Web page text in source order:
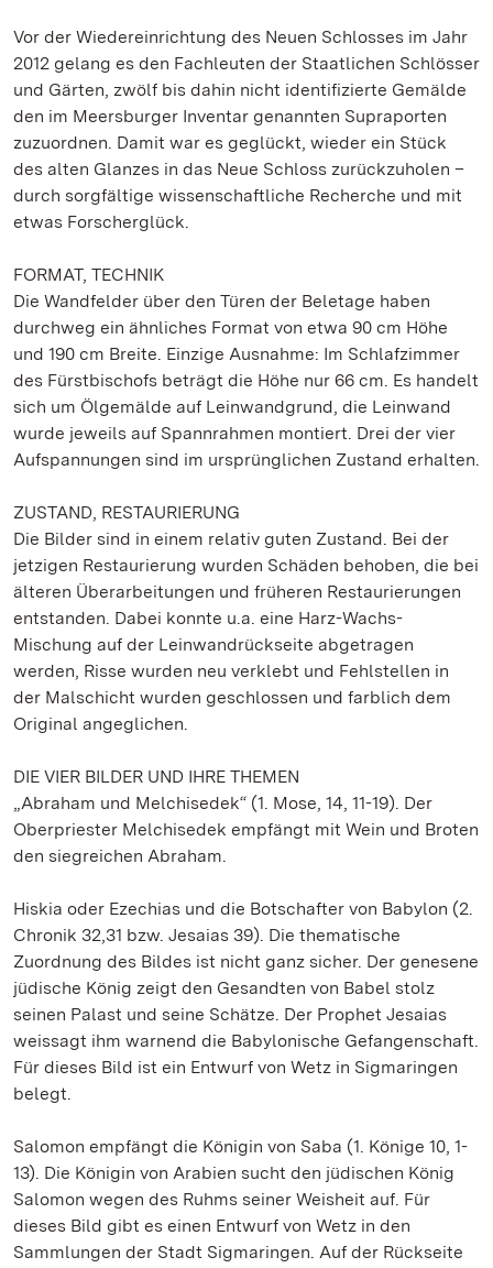
Vor der Wiedereinrichtung des Neuen Schlosses im Jahr
2012 gelang es den Fachleuten der Staatlichen Schlösser
und Gärten, zwölf bis dahin nicht identifizierte Gemälde
den im Meersburger Inventar genannten Supraporten
zuzuordnen. Damit war es geglückt, wieder ein Stück
des alten Glanzes in das Neue Schloss zurückzuholen –
durch sorgfältige wissenschaftliche Recherche und mit
etwas Forscherglück.
FORMAT, TECHNIK
Die Wandfelder über den Türen der Beletage haben
durchweg ein ähnliches Format von etwa 90 cm Höhe
und 190 cm Breite. Einzige Ausnahme: Im Schlafzimmer
des Fürstbischofs beträgt die Höhe nur 66 cm. Es handelt
sich um Ölgemälde auf Leinwandgrund, die Leinwand
wurde jeweils auf Spannrahmen montiert. Drei der vier
Aufspannungen sind im ursprünglichen Zustand erhalten.
ZUSTAND, RESTAURIERUNG
Die Bilder sind in einem relativ guten Zustand. Bei der
jetzigen Restaurierung wurden Schäden behoben, die bei
älteren Überarbeitungen und früheren Restaurierungen
entstanden. Dabei konnte u.a. eine Harz-Wachs-
Mischung auf der Leinwandrückseite abgetragen
werden, Risse wurden neu verklebt und Fehlstellen in
der Malschicht wurden geschlossen und farblich dem
Original angeglichen.
DIE VIER BILDER UND IHRE THEMEN
„Abraham und Melchisedek“ (1. Mose, 14, 11-19). Der
Oberpriester Melchisedek empfängt mit Wein und Broten
den siegreichen Abraham.
Hiskia oder Ezechias und die Botschafter von Babylon (2.
Chronik 32,31 bzw. Jesaias 39). Die thematische
Zuordnung des Bildes ist nicht ganz sicher. Der genesene
jüdische König zeigt den Gesandten von Babel stolz
seinen Palast und seine Schätze. Der Prophet Jesaias
weissagt ihm warnend die Babylonische Gefangenschaft.
Für dieses Bild ist ein Entwurf von Wetz in Sigmaringen
belegt.
Salomon empfängt die Königin von Saba (1. Könige 10, 1-
13). Die Königin von Arabien sucht den jüdischen König
Salomon wegen des Ruhms seiner Weisheit auf. Für
dieses Bild gibt es einen Entwurf von Wetz in den
Sammlungen der Stadt Sigmaringen. Auf der Rückseite